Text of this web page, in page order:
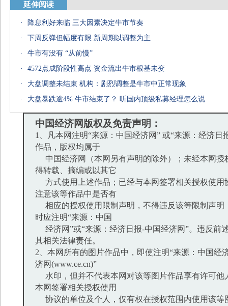
延伸阅读
·
降息利好来临 三大因素决定牛市节奏
·
下周反弹但幅度有限 新周期以调整为主
·
牛市有没有 “从前慢”
·
4572点成阶段性高点 资金流出牛市根基未变
·
大盘调整未结束 机构：剧烈调整是牛市中正常现象
·
大盘暴跌逾4% 牛市结束了？ 听国内顶级私募经理怎么说
中国经济网版权及免责声明：
1、凡本网注明“来源：中国经济网” 或“来源：经济日
作品，版权均属于
中国经济网（本网另有声明的除外）；未经本网授
得转载、摘编或以其它
方式使用上述作品；已经与本网签署相关授权使用
注意该等作品中是否有
相应的授权使用限制声明，不得违反该等限制声明
时应注明“来源：中国
经济网”或“来源：经济日报-中国经济网”。违反前
其相关法律责任。
2、本网所有的图片作品中，即使注明“来源：中国经
济网(www.ce.cn)”
水印，但并不代表本网对该等图片作品享有许可他
本网签署相关授权使用
协议的单位及个人，仅有权在授权范围内使用该等